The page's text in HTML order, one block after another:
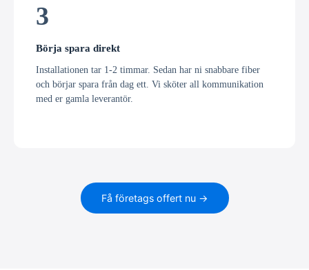
3
Börja spara direkt
Installationen tar 1-2 timmar. Sedan har ni snabbare fiber
och börjar spara från dag ett. Vi sköter all kommunikation
med er gamla leverantör.
Få företags offert nu →